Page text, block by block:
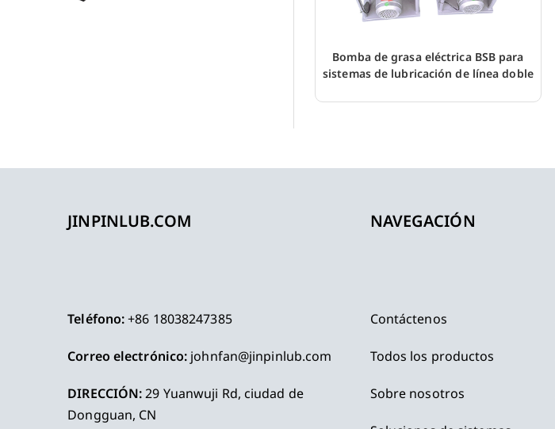
Bomba de grasa eléctrica BSB para
sistemas de lubricación de línea doble
JINPINLUB.COM
Teléfono:+86 18038247385
Correo electrónico: johnfan@jinpinlub.com
DIRECCIÓN:29 Yuanwuji Rd, ciudad de
Dongguan, CN
NAVEGACIÓN
Contáctenos
Todos los productos
Sobre nosotros